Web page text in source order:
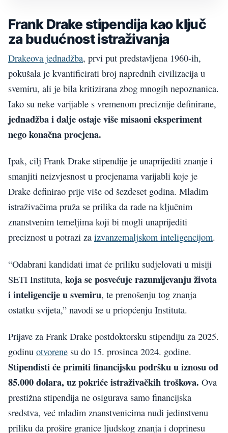
Frank Drake stipendija kao ključ
za budućnost istraživanja
Drakeova jednadžba, prvi put predstavljena 1960-ih,
pokušala je kvantificirati broj naprednih civilizacija u
svemiru, ali je bila kritizirana zbog mnogih nepoznanica.
Iako su neke varijable s vremenom preciznije definirane,
jednadžba i dalje ostaje više misaoni eksperiment
nego konačna procjena.
Ipak, cilj Frank Drake stipendije je unaprijediti znanje i
smanjiti neizvjesnost u procjenama varijabli koje je
Drake definirao prije više od šezdeset godina. Mladim
istraživačima pruža se prilika da rade na ključnim
znanstvenim temeljima koji bi mogli unaprijediti
preciznost u potrazi za izvanzemaljskom inteligencijom.
“Odabrani kandidati imat će priliku sudjelovati u misiji
SETI Instituta, koja se posvećuje razumijevanju života
i inteligencije u svemiru, te prenošenju tog znanja
ostatku svijeta,” navodi se u priopćenju Instituta.
Prijave za Frank Drake postdoktorsku stipendiju za 2025.
godinu otvorene su do 15. prosinca 2024. godine.
Stipendisti će primiti financijsku podršku u iznosu od
85.000 dolara, uz pokriće istraživačkih troškova. Ova
prestižna stipendija ne osigurava samo financijska
sredstva, već mladim znanstvenicima nudi jedinstvenu
priliku da prošire granice ljudskog znanja i doprinesu